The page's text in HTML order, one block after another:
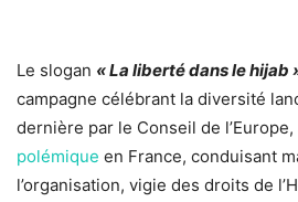
Le slogan « La liberté dans le hijab
campagne célébrant la diversité
dernière par le Conseil de
polémique en France, conduisant
l’organisation, vigie des droits de